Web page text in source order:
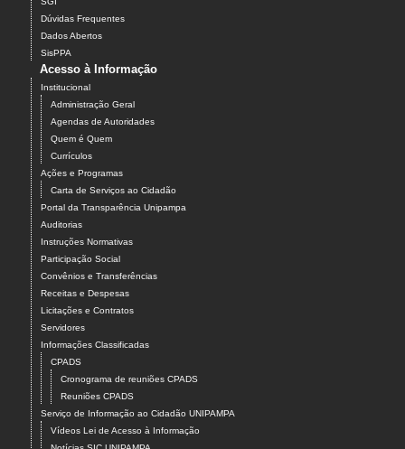
Dúvidas Frequentes
Dados Abertos
SisPPA
Acesso à Informação
Institucional
Administração Geral
Agendas de Autoridades
Quem é Quem
Currículos
Ações e Programas
Carta de Serviços ao Cidadão
Portal da Transparência Unipampa
Auditorias
Instruções Normativas
Participação Social
Convênios e Transferências
Receitas e Despesas
Licitações e Contratos
Servidores
Informações Classificadas
CPADS
Cronograma de reuniões CPADS
Reuniões CPADS
Serviço de Informação ao Cidadão UNIPAMPA
Vídeos Lei de Acesso à Informação